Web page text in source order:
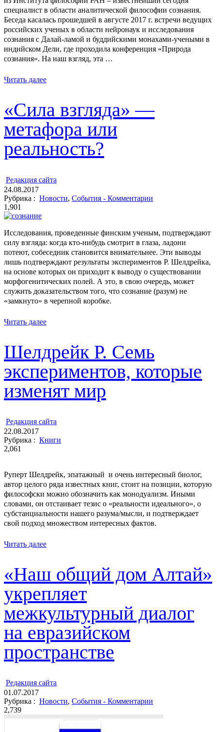
специалист в области аналитической философии сознания.
Беседа касалась прошедшей в августе 2017 г. встречи ведущих
российских ученых в области нейронаук и исследования
сознания с Далай-ламой и буддийскими монахами-учеными в
индийском Дели, где проходила конференция «Природа
сознания». На наш взгляд, эта …
Читать далее
«Сила взгляда» —
метафора или
реальность?
Редакция cайта
24.08.2017
Рубрика : Новости, События - Комментарии
1,901
Исследования, проведенные финским ученым, подтверждают
силу взгляда: когда кто-нибудь смотрит в глаза, ладони
потеют, собеседник становится внимательнее. Эти выводы
лишь подтверждают результаты экспериментов Р. Шелдрейка,
на основе которых он приходит к выводу о существовании
морфогенитических полей. А это, в свою очередь, может
служить доказательством того, что сознание (разум) не
«замкнуто» в черепной коробке.
Читать далее
Шелдрейк Р. Семь
экспериментов, которые
изменят мир
Редакция cайта
22.08.2017
Рубрика : Книги
2,061
Руперт Шелдрейк, эпатажный и очень интересный биолог,
автор целого ряда известных книг, стоит на позиции, которую
философски можно обозначить как монодуализм. Иными
словами, он отстаивает тезис о «реальности идеального», о
субстанциальности нашего разума/мысли, и подтверждает
свой подход множеством интересных фактов.
Читать далее
«Наш общий дом Алтай»
укрепляет
межкультурный диалог
на евразийском
пространстве
Редакция cайта
01.07.2017
Рубрика : Новости, События - Комментарии
2,739